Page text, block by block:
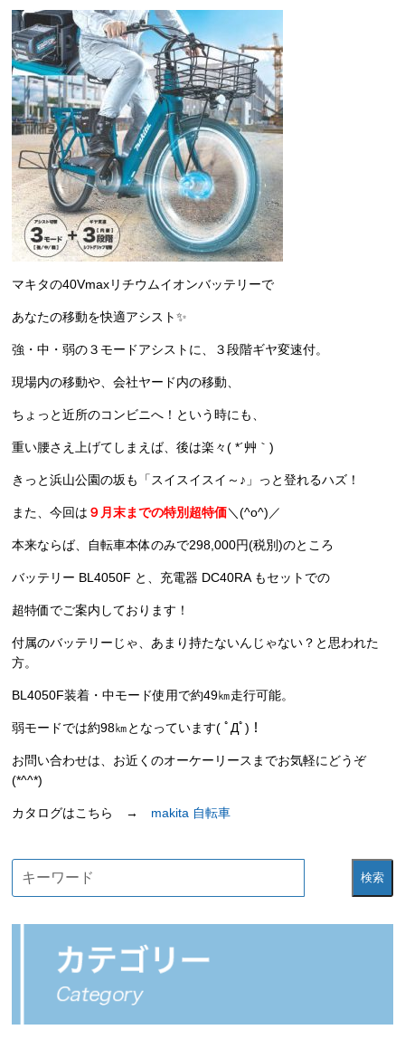
マキタの40Vmaxリチウムイオンバッテリーで
あなたの移動を快適アシスト✨
強・中・弱の３モードアシストに、３段階ギヤ変速付。
現場内の移動や、会社ヤード内の移動、
ちょっと近所のコンビニへ！という時にも、
重い腰さえ上げてしまえば、後は楽々( *´艸｀)
きっと浜山公園の坂も「スイスイスイ～♪」っと登れるハズ！
また、今回は ９月末までの特別超特価＼(^o^)／
本来ならば、自転車本体のみで298,000円(税別)のところ
バッテリー BL4050F と、充電器 DC40RA もセットでの
超特価でご案内しております！
付属のバッテリーじゃ、あまり持たないんじゃない？と思われた
方。
BL4050F装着・中モード使用で約49㎞走行可能。
弱モードでは約98㎞となっています( ﾟДﾟ)！
お問い合わせは、お近くのオーケーリースまでお気軽にどうぞ
(*^^*)
カタログはこちら → makita 自転車
検索